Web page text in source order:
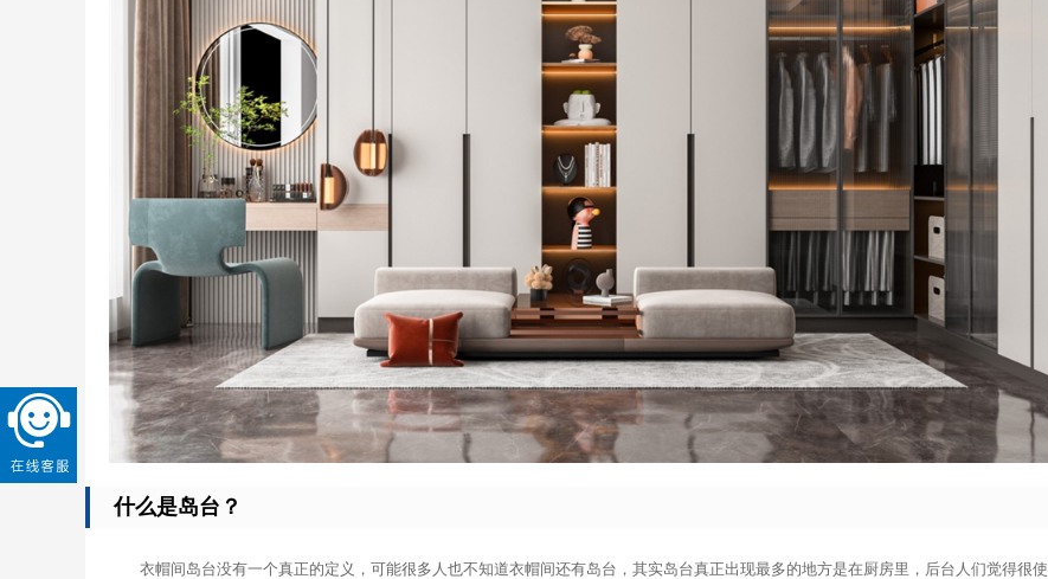
什么是岛台？
衣帽间岛台没有一个真正的定义，可能很多人也不知道衣帽间还有岛台，其实岛台真正出现最多的地方是在厨房里，后台人们觉得很使